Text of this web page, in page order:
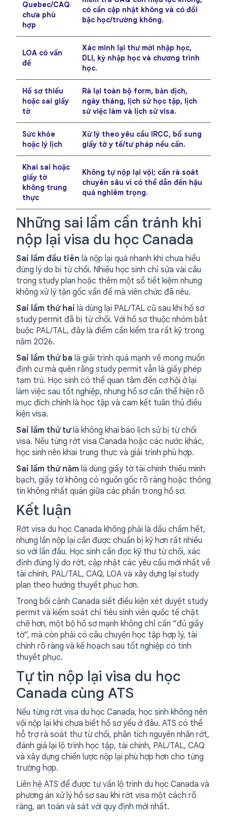
Quebec/CAQ
chưa phù
hợp
có cần cập nhật không và có đổi
bậc học/trường không.
LOA có vấn
đề
Xác minh lại thư mời nhập học,
DLI, kỳ nhập học và chương trình
học.
Hồ sơ thiếu
hoặc sai giấy
tờ
Rà lại toàn bộ form, bản dịch,
ngày tháng, lịch sử học tập, lịch
sử việc làm và lịch sử visa.
Sức khỏe
hoặc lý lịch
Xử lý theo yêu cầu IRCC, bổ sung
giấy tờ y tế/tư pháp nếu cần.
Khai sai hoặc
giấy tờ
không trung
thực
Không tự nộp lại vội; cần rà soát
chuyên sâu vì có thể dẫn đến hậu
quả nghiêm trọng.
Những sai lầm cần tránh khi
nộp lại visa du học Canada
Sai lầm đầu tiên là nộp lại quá nhanh khi chưa hiểu
đúng lý do bị từ chối. Nhiều học sinh chỉ sửa vài câu
trong study plan hoặc thêm một sổ tiết kiệm nhưng
không xử lý tận gốc vấn đề mà viên chức đã nêu.
Sai lầm thứ hai là dùng lại PAL/TAL cũ sau khi hồ sơ
study permit đã bị từ chối. Với hồ sơ thuộc nhóm bắt
buộc PAL/TAL, đây là điểm cần kiểm tra rất kỹ trong
năm 2026.
Sai lầm thứ ba là giải trình quá mạnh về mong muốn
định cư mà quên rằng study permit vẫn là giấy phép
tạm trú. Học sinh có thể quan tâm đến cơ hội ở lại
làm việc sau tốt nghiệp, nhưng hồ sơ cần thể hiện rõ
mục đích chính là học tập và cam kết tuân thủ điều
kiện visa.
Sai lầm thứ tưlà không khai báo lịch sử bị từ chối
visa. Nếu từng rớt visa Canada hoặc các nước khác,
học sinh nên khai trung thực và giải trình phù hợp.
Sai lầm thứ năm là dùng giấy tờ tài chính thiếu minh
bạch, giấy tờ không có nguồn gốc rõ ràng hoặc thông
tin không nhất quán giữa các phần trong hồ sơ.
Kết luận
Rớt visa du học Canada không phải là dấu chấm hết,
nhưng lần nộp lại cần được chuẩn bị kỹ hơn rất nhiều
so với lần đầu. Học sinh cần đọc kỹ thư từ chối, xác
định đúng lý do rớt, cập nhật các yêu cầu mới nhất về
tài chính, PAL/TAL, CAQ, LOA và xây dựng lại study
plan theo hướng thuyết phục hơn.
Trong bối cảnh Canada siết điều kiện xét duyệt study
permit và kiểm soát chỉ tiêu sinh viên quốc tế chặt
chẽ hơn, một bộ hồ sơ mạnh không chỉ cần “đủ giấy
tờ”, mà còn phải có câu chuyện học tập hợp lý, tài
chính rõ ràng và kế hoạch sau tốt nghiệp có tính
thuyết phục.
Tự tin nộp lại visa du học
Canada cùng ATS
Nếu từng rớt visa du học Canada, học sinh không nên
vội nộp lại khi chưa biết hồ sơ yếu ở đâu. ATS có thể
hỗ trợ rà soát thư từ chối, phân tích nguyên nhân rớt,
đánh giá lại lộ trình học tập, tài chính, PAL/TAL, CAQ
và xây dựng chiến lược nộp lại phù hợp hơn cho từng
trường hợp.
Liên hệ ATS để được tư vấn lộ trình du học Canada và
phương án xử lý hồ sơ sau khi rớt visa một cách rõ
ràng, an toàn và sát với quy định mới nhất.